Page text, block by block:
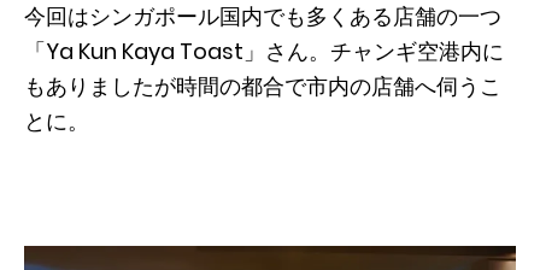
今回はシンガポール国内でも多くある店舗の一つ
「Ya Kun Kaya Toast」さん。チャンギ空港内に
もありましたが時間の都合で市内の店舗へ伺うこ
とに。